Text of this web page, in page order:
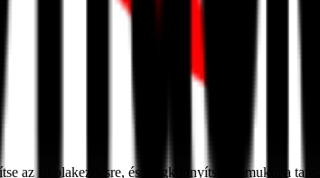
az iskolakezdésre, és megkönnyítse számukra a